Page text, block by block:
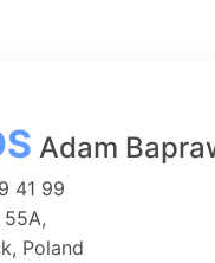
Adam
41 99
Łąck,